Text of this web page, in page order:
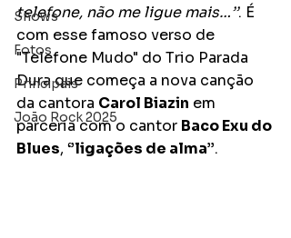
Shows
Fotos
Principais
João Rock 2025
telefone, não me ligue mais…’’. É
com esse famoso verso de
"Telefone Mudo" do Trio Parada
Dura que começa a nova canção
da cantora Carol Biazin em
parceria com o cantor Baco Exu do
Blues, ‘’ligações de alma’’.